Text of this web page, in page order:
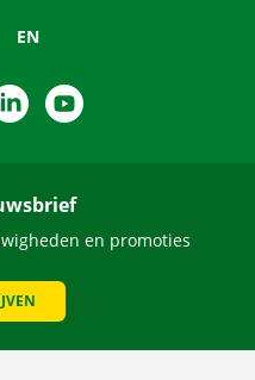
EN
LinkedIn
en promoties